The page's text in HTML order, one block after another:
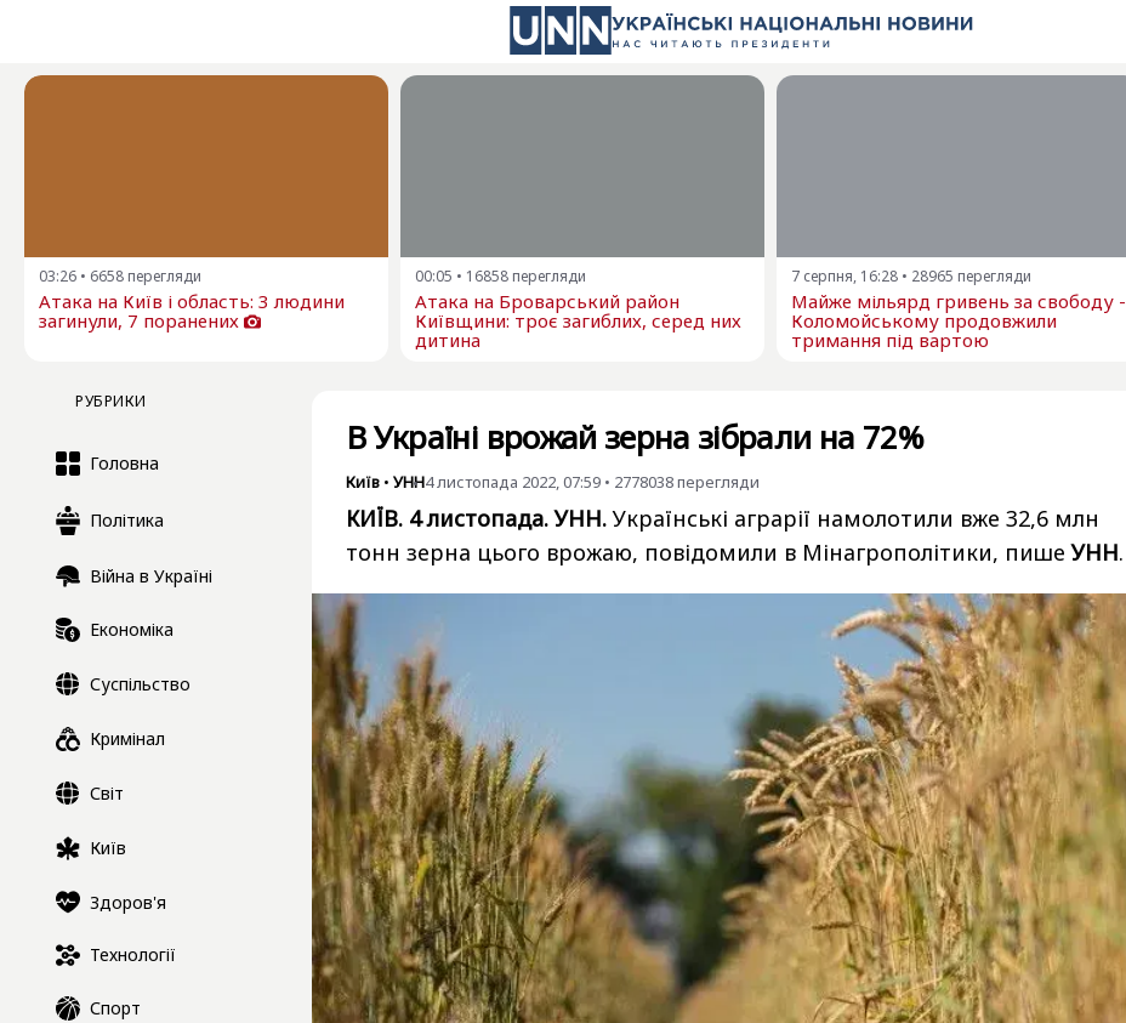
03:26 • 6658 перегляди
Атака на Київ і область: 3 людини
загинули, 7 поранених
00:05 • 16858 перегляди
Атака на Броварський район
Київщини: троє загиблих, серед них
дитина
7 серпня, 16:28 • 28965 перегляди
Майже мільярд гривень за свободу -
Коломойському продовжили
тримання під вартою
РУБРИКИ
Головна
Політика
Війна в Україні
Економіка
Суспільство
Кримінал
Світ
Київ
Здоров'я
Технології
Спорт
В Україні врожай зерна зібрали на 72%
Київ • УНН4 листопада 2022, 07:59 • 2778038перегляди
КИЇВ. 4 листопада. УНН.Українські аграрії намолотили вже 32,6 млн
тонн зерна цього врожаю, повідомили в Мінагрополітики, пишеУНН.